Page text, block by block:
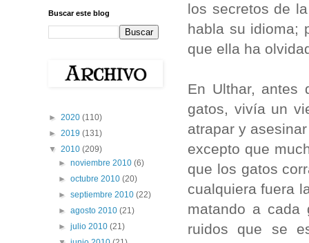
los secretos de
habla su idioma;
que ella ha
En Ulthar, antes
gatos, vivía un
atrapar y
excepto que
que los gatos
cualquiera fuera
matando a cada
ruidos que se
Buscar este blog
► 2020 (110)
► 2019 (131)
▼ 2010 (209)
►noviembre 2010(6)
►octubre 2010(20)
►septiembre 2010(22)
►agosto 2010(21)
►julio 2010(21)